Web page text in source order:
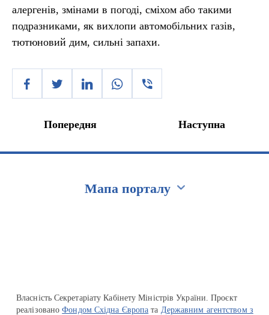
алергенів, змінами в погоді, сміхом або такими
подразниками, як вихлопи автомобільних газів,
тютюновий дим, сильні запахи.
Попередня Наступна
Мапа порталу
Власність Секретаріату Кабінету Міністрів України. Проєкт
реалізованоФондом Східна Європа та Державним агентством з